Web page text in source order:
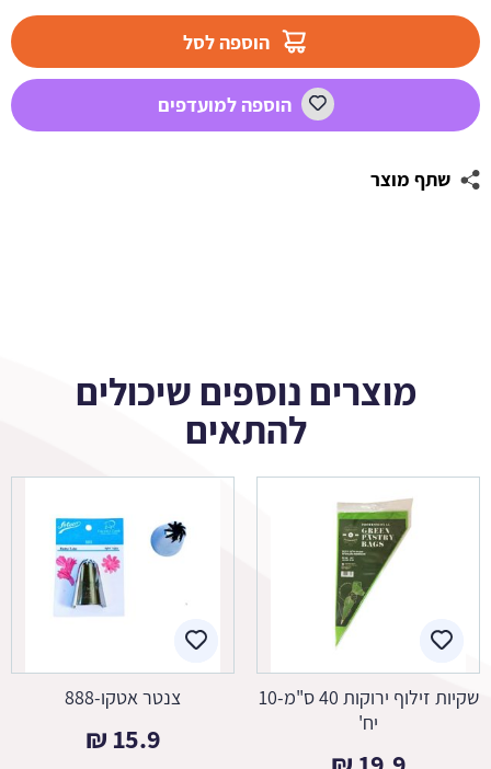
קינוחים
הוספה לסל
הוספה למועדפים
שתף מוצר
מוצרים נוספים שיכולים
להתאים
שקיות זילוף ירוקות 40 ס"מ-10
יח'
צנטר אטקו-888
15.9
₪